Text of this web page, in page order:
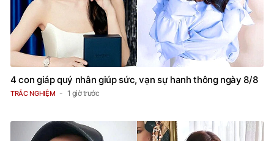
4 con giáp quý nhân giúp sức, vạn sự hanh thông ngày 8/8
TRẮC NGHIỆM 1 giờ trước